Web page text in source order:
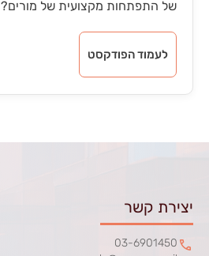
של התפתחות מקצועית של מורים?
לעמוד הפודקסט
יצירת קשר
03-6901450